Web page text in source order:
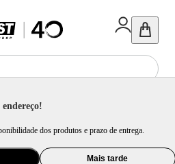
dos produtos e prazo de entrega.
Mais tarde